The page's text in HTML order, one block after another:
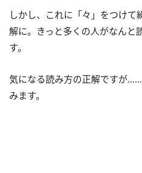
しかし、これに「々」をつけて
解に。きっと多くの人がなんと
す。
気になる読み方の正解ですが
みます。